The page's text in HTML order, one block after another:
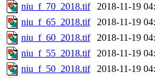
niu_f_70_2018.tif
2018-11-19
niu_f_65_2018.tif
2018-11-19
niu_f_60_2018.tif
2018-11-19
niu_f_55_2018.tif
2018-11-19
niu_f_50_2018.tif
2018-11-19